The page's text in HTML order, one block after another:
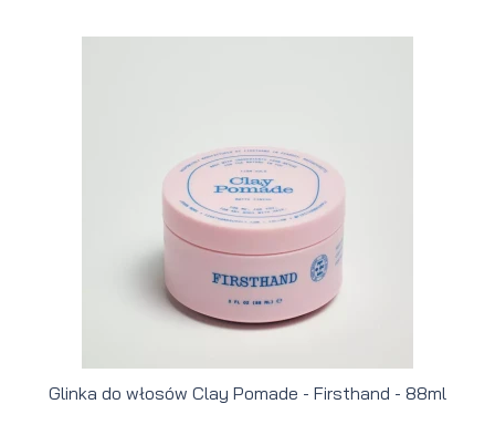
Glinka do włosów Clay Pomade - Firsthand - 88ml